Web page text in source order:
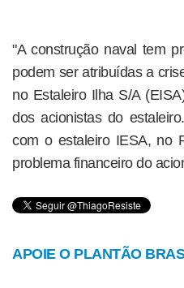
"A construção naval tem
podem ser atribuídas a
no Estaleiro Ilha S/A
dos acionistas do
com o estaleiro IESA, no
problema financeiro do
APOIE O PLANTÃO